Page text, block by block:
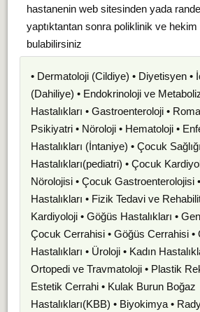
hastanenin web sitesinden yada
yaptıktantan sonra poliklinik ve
bulabilirsiniz
• Dermatoloji (Cildiye) • Diyetisyen •
(Dahiliye) • Endokrinoloji ve
Hastalıkları • Gastroenteroloji •
Psikiyatri • Nöroloji • Hematoloji •
Hastalıkları (İntaniye) • Çocuk
Hastalıkları(pediatri) • Çocuk
Nörolojisi • Çocuk Gastroenterolojisi
Hastalıkları • Fizik Tedavi ve
Kardiyoloji • Göğüs Hastalıkları •
Çocuk Cerrahisi • Göğüs Cerrahisi •
Hastalıkları • Üroloji • Kadın
Ortopedi ve Travmatoloji • Plastik
Estetik Cerrahi • Kulak Burun Boğaz
Hastalıkları(KBB) • Biyokimya •